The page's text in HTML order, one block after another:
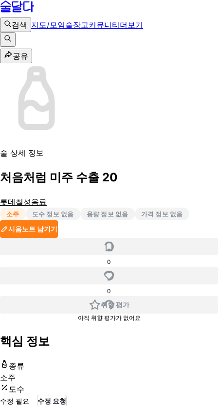
검색 지도/모임술장고커뮤니티더보기
공유
술 상세 정보
처음처럼 미주 수출 20
롯데칠성음료
소주 도수 정보 없음 용량 정보 없음 가격 정보 없음
시음노트 남기기
0
0
취향 평가
아직 취향 평가가 없어요
핵심 정보
종류
소주
도수
수정 필요 수정 요청